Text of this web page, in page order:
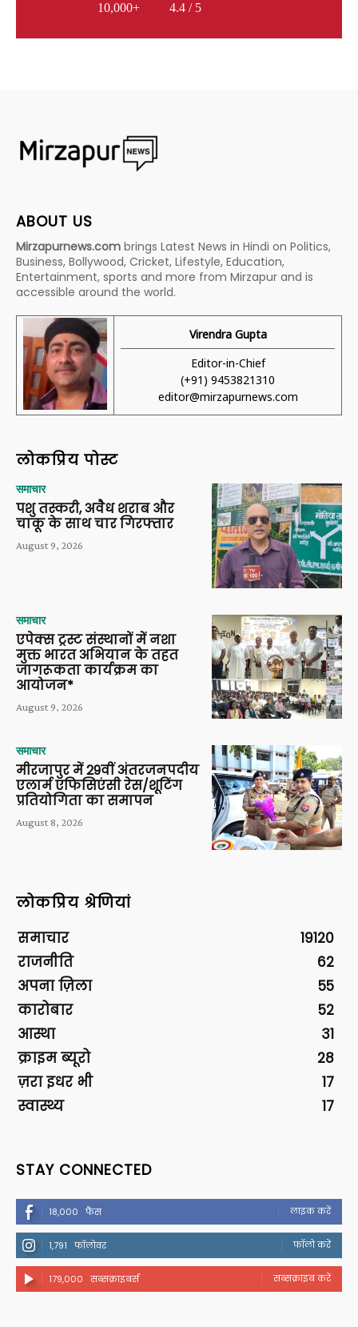
10,000+
4.4 / 5
ABOUT US
Mirzapurnews.com brings Latest News in Hindi on Politics,
Business, Bollywood, Cricket, Lifestyle, Education,
Entertainment, sports and more from Mirzapur and is
accessible around the world.
Virendra Gupta
Editor-in-Chief
(+91) 9453821310
editor@mirzapurnews.com
लोकप्रिय पोस्ट
समाचार
पशु तस्करी, अवैध शराब और
चाकू के साथ चार गिरफ्तार
August 9, 2026
समाचार
एपेक्स ट्रस्ट संस्थानों में नशा
मुक्त भारत अभियान के तहत
जागरूकता कार्यक्रम का
आयोजन*
August 9, 2026
समाचार
मीरजापुर में 29वीं अंतरजनपदीय
एलार्म एफिसिएंसी रेस/शूटिंग
प्रतियोगिता का समापन
August 8, 2026
लोकप्रिय श्रेणियां
समाचार
19120
राजनीति
62
अपना ज़िला
55
कारोबार
52
आस्था
31
क्राइम ब्यूरो
28
ज़रा इधर भी
17
स्वास्थ्य
17
STAY CONNECTED
18,000 फैंस लाइक करें
1,791 फॉलोवर फॉलो करें
179,000 सब्सक्राइबर्स सब्सक्राइब करें